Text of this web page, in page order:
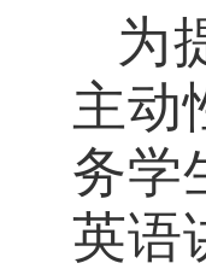
为
主动
务学
英语